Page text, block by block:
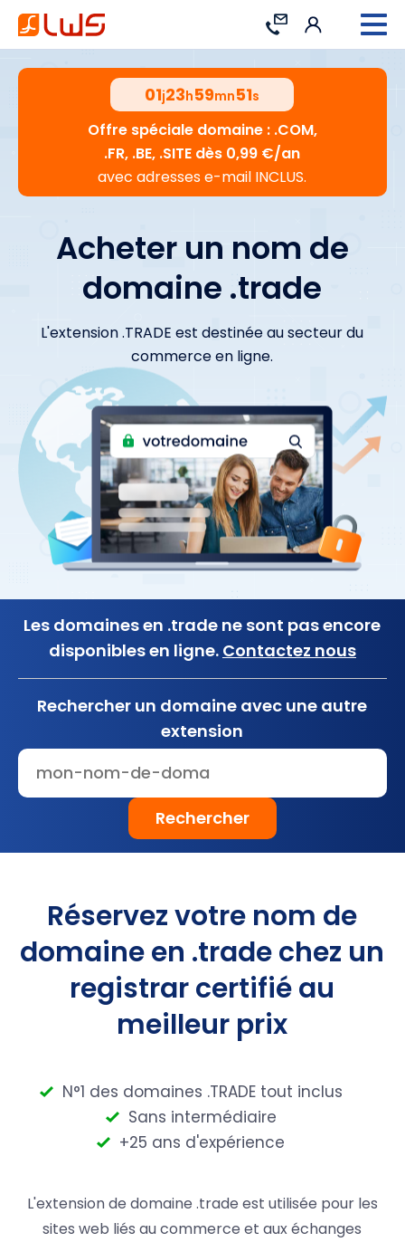
Contact Connexion
01j23h59mn50s
Offre spéciale domaine : .COM,
.FR, .BE, .SITE dès 0,99 €/an
avec adresses e-mail INCLUS.
Acheter un nom de
domaine .trade
L'extension .TRADE est destinée au secteur du
commerce en ligne.
Les domaines en .trade ne sont pas encore
disponibles en ligne. Contactez nous
Rechercher un domaine avec une autre
extension
Rechercher
Réservez votre nom de
domaine en .trade chez un
registrar certifié au
meilleur prix
N°1 des domaines .TRADE tout inclus
Sans intermédiaire
+25 ans d'expérience
L'extension de domaine .trade est utilisée pour les
sites web liés au commerce et aux échanges